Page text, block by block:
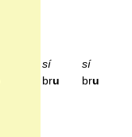
sí
bru
sí
bru